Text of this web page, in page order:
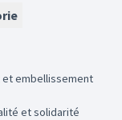
et embellissement
et solidarité